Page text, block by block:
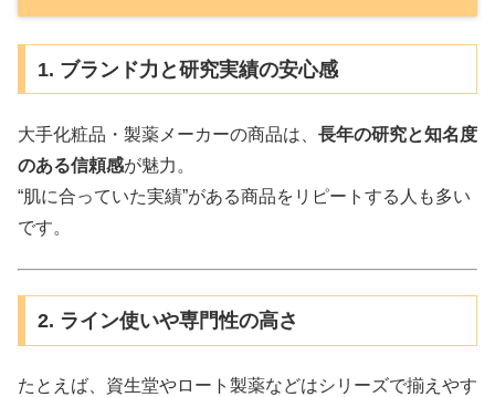
1. ブランド力と研究実績の安心感
大手化粧品・製薬メーカーの商品は、 長年の研究と知名度
のある信頼感が魅力。
“肌に合っていた実績”がある商品をリピートする人も多い
です。
2. ライン使いや専門性の高さ
たとえば、資生堂やロート製薬などはシリーズで揃えやす